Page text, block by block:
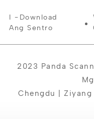
I -download
Ang Sentro
2023 Panda
Chengdu |